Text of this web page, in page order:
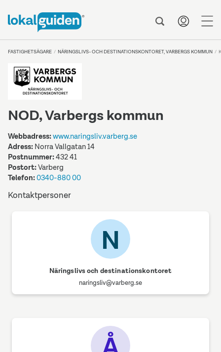
FASTIGHETSÄGARE NÄRINGSLIVS- OCH DESTINATIONSKONTORET, VARBERGS KOMMUN
NOD, Varbergs kommun
Webbadress:www.naringsliv.varberg.se
Adress: Norra Vallgatan 14
Postnummer:432 41
Postort:Varberg
Telefon:0340-880 00
Kontaktpersoner
N
Näringslivs och destinationskontoret
naringsliv@varberg.se